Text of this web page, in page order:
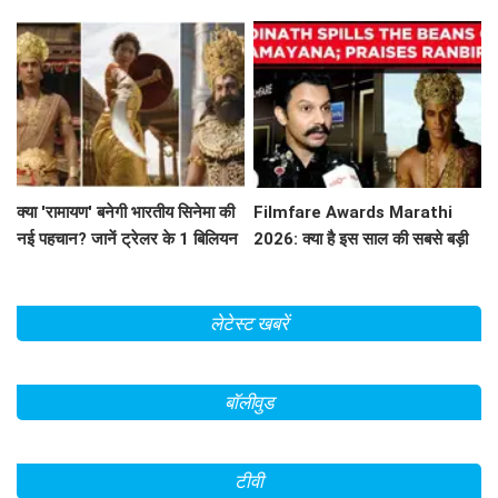
क्या 'रामायण' बनेगी भारतीय सिनेमा की
नई पहचान? जानें ट्रेलर के 1 बिलियन
Filmfare Awards Marathi
2026: क्या है इस साल की सबसे बड़ी
लेटेस्ट खबरें
बॉलीवुड
टीवी